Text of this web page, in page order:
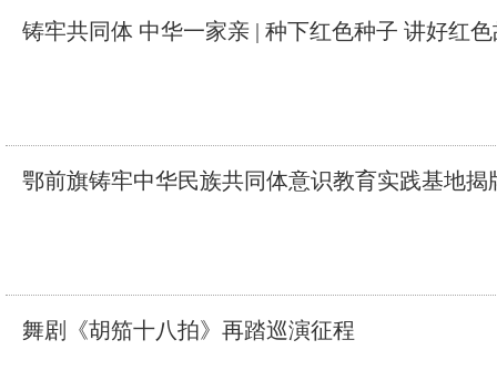
铸牢共同体 中华一家亲 | 种下红色种子 讲好红
鄂前旗铸牢中华民族共同体意识教育实践基地揭
舞剧《胡笳十八拍》再踏巡演征程